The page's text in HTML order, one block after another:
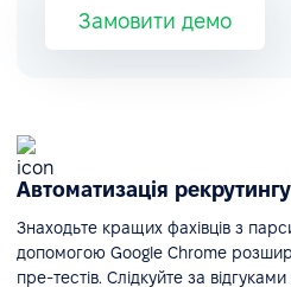
Замовити демо
Автоматизація рекрутингу
Знаходьте кращих фахівців з
допомогою Google Chrome
пре-тестів. Слідкуйте за